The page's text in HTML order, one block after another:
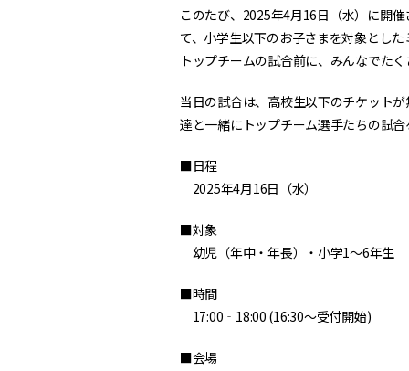
このたび、2025年4月16日（水）に開
て、小学生以下のお子さまを対象とし
トップチームの試合前に、みんなでた
当日の試合は、高校生以下のチケット
達と一緒にトップチーム選手たちの試
■日程
2025年4月16日（水）
■対象
幼児（年中・年長）・小学1～6年生
■時間
17:00‐18:00 (16:30～受付開始)
■会場